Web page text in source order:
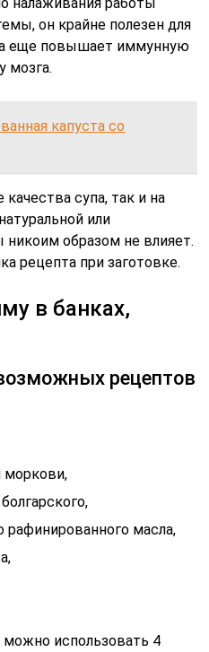
он крайне полезен для
а еще повышает иммунную
мозга.
капуста со
супа, так и на
или
образом не влияет.
рецепта при заготовке.
в банках,
рецептов
моркови,
рафинированного масла,
использовать 4